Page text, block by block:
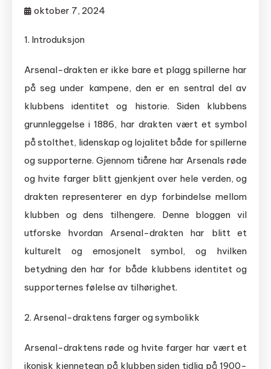
oktober 7, 2024
1. Introduksjon
Arsenal-drakten er ikke bare et plagg spillerne har
på seg under kampene, den er en sentral del av
klubbens identitet og historie. Siden klubbens
grunnleggelse i 1886, har drakten vært et symbol
på stolthet, lidenskap og lojalitet både for spillerne
og supporterne. Gjennom tiårene har Arsenals røde
og hvite farger blitt gjenkjent over hele verden, og
drakten representerer en dyp forbindelse mellom
klubben og dens tilhengere. Denne bloggen vil
utforske hvordan Arsenal-drakten har blitt et
kulturelt og emosjonelt symbol, og hvilken
betydning den har for både klubbens identitet og
supporternes følelse av tilhørighet.
2. Arsenal-draktens farger og symbolikk
Arsenal-draktens røde og hvite farger har vært et
ikonisk kjennetegn på klubben siden tidlig på 1900-